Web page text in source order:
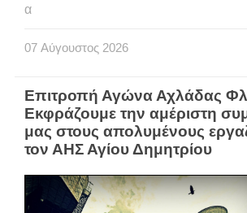
α
07 Αύγουστος 2026
Επιτροπή Αγώνα Αχλάδας
Εκφράζουμε την αμέριστη
μας στους απολυμένους
τον ΑΗΣ Αγίου Δημητρίου